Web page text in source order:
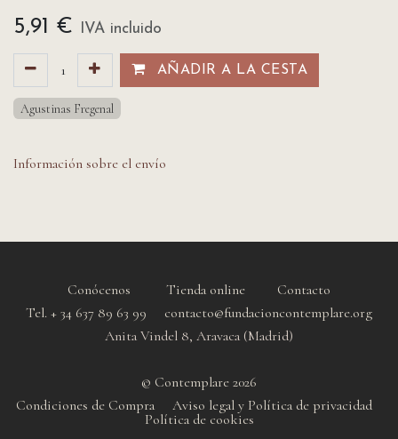
5,91 € IVA incluido
AÑADIR A LA CESTA​​
Agustinas Fregenal
Información sobre el envío
Conócenos Tienda online
Contacto
Tel. + 34 637 89 63 99 contacto@fundacioncontemplare.org
Anita Vindel 8, Aravaca (Madrid)
© Contemplare 2026
Condiciones de Compra
Aviso legal y Política de privacidad
Política de cookies